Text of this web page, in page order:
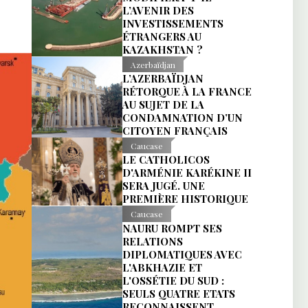
L’AVENIR DES
INVESTISSEMENTS
ÉTRANGERS AU
KAZAKHSTAN ?
Azerbaïdjan
L’AZERBAÏDJAN
RÉTORQUE À LA FRANCE
AU SUJET DE LA
CONDAMNATION D’UN
CITOYEN FRANÇAIS
Caucase
LE CATHOLICOS
D'ARMÉNIE KARÉKINE II
SERA JUGÉ. UNE
PREMIÈRE HISTORIQUE
Caucase
NAURU ROMPT SES
RELATIONS
DIPLOMATIQUES AVEC
L'ABKHAZIE ET
L'OSSÉTIE DU SUD :
SEULS QUATRE ETATS